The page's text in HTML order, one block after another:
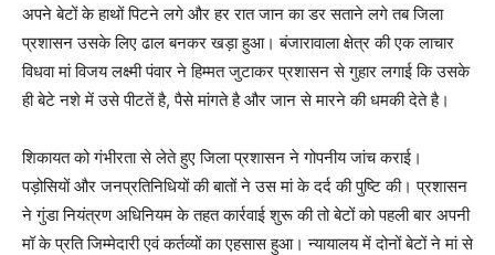
अपने बेटों के हाथों पिटने लगे और हर रात जान का डर सताने लगे तब जिला
प्रशासन उसके लिए ढाल बनकर खड़ा हुआ। बंजारावाला क्षेत्र की एक लाचार
विधवा मां विजय लक्ष्मी पंवार ने हिम्मत जुटाकर प्रशासन से गुहार लगाई कि उसके
ही बेटे नशे में उसे पीटतें है, पैसे मांगते है और जान से मारने की धमकी देते है।
शिकायत को गंभीरता से लेते हुए जिला प्रशासन ने गोपनीय जांच कराई।
पड़ोसियों और जनप्रतिनिधियों की बातों ने उस मां के दर्द की पुष्टि की। प्रशासन
ने गुंडा नियंत्रण अधिनियम के तहत कार्रवाई शुरू की तो बेटों को पहली बार अपनी
मॉ के प्रति जिम्मेदारी एवं कर्तव्यों का एहसास हुआ। न्यायालय में दोनों बेटों ने मां से